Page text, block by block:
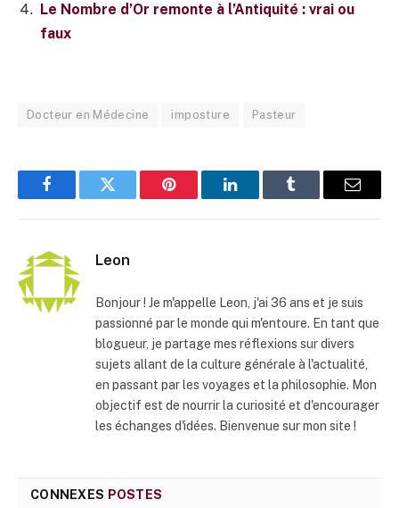
Le Nombre d’Or remonte à l’Antiquité : vrai ou
faux
Docteur en Médecine imposture Pasteur
FacebookTwitter Pinterest LinkedInTumblr
E-
Leon
Bonjour ! Je m'appelle Leon, j'ai 36 ans et je suis
passionné par le monde qui m'entoure. En tant que
blogueur, je partage mes réflexions sur divers
sujets allant de la culture générale à l'actualité,
en passant par les voyages et la philosophie. Mon
objectif est de nourrir la curiosité et d'encourager
les échanges d'idées. Bienvenue sur mon site !
CONNEXES POSTES